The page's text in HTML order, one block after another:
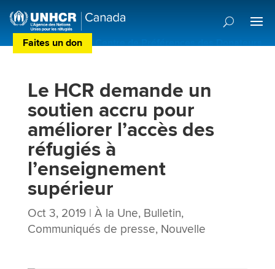
Faites un don Centre de Préférences des Donateurs
Le HCR demande un
soutien accru pour
améliorer l’accès des
réfugiés à
l’enseignement
supérieur
Oct 3, 2019| À la Une, Bulletin,
Communiqués de presse, Nouvelle